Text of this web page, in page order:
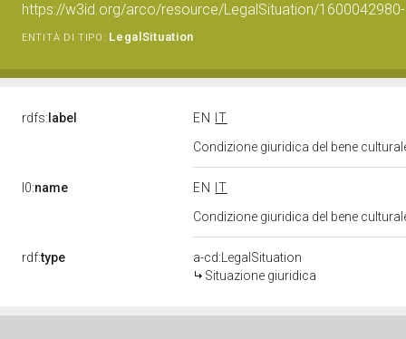
https://w3id.org/arco/resource/LegalSituation/
ENTITÀ DI TIPO: LegalSituation
rdfs: label EN
IT
Condizione giuridica del bene
l0:name EN
IT
Condizione giuridica del bene
rdf:type
a-cd:LegalSituation
Situazione giuridica